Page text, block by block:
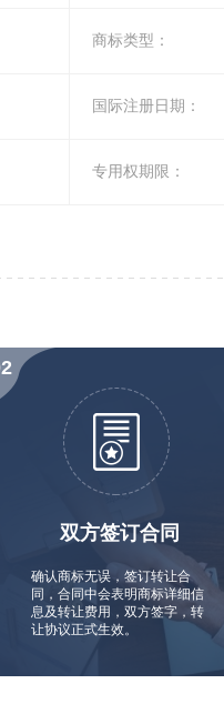
商标类型：
国际注册日期：
专用权期限：
双方签订合同
确认商标无误，签订转让合
同，合同中会表明商标详细信
息及转让费用，双方签字，转
让协议正式生效。